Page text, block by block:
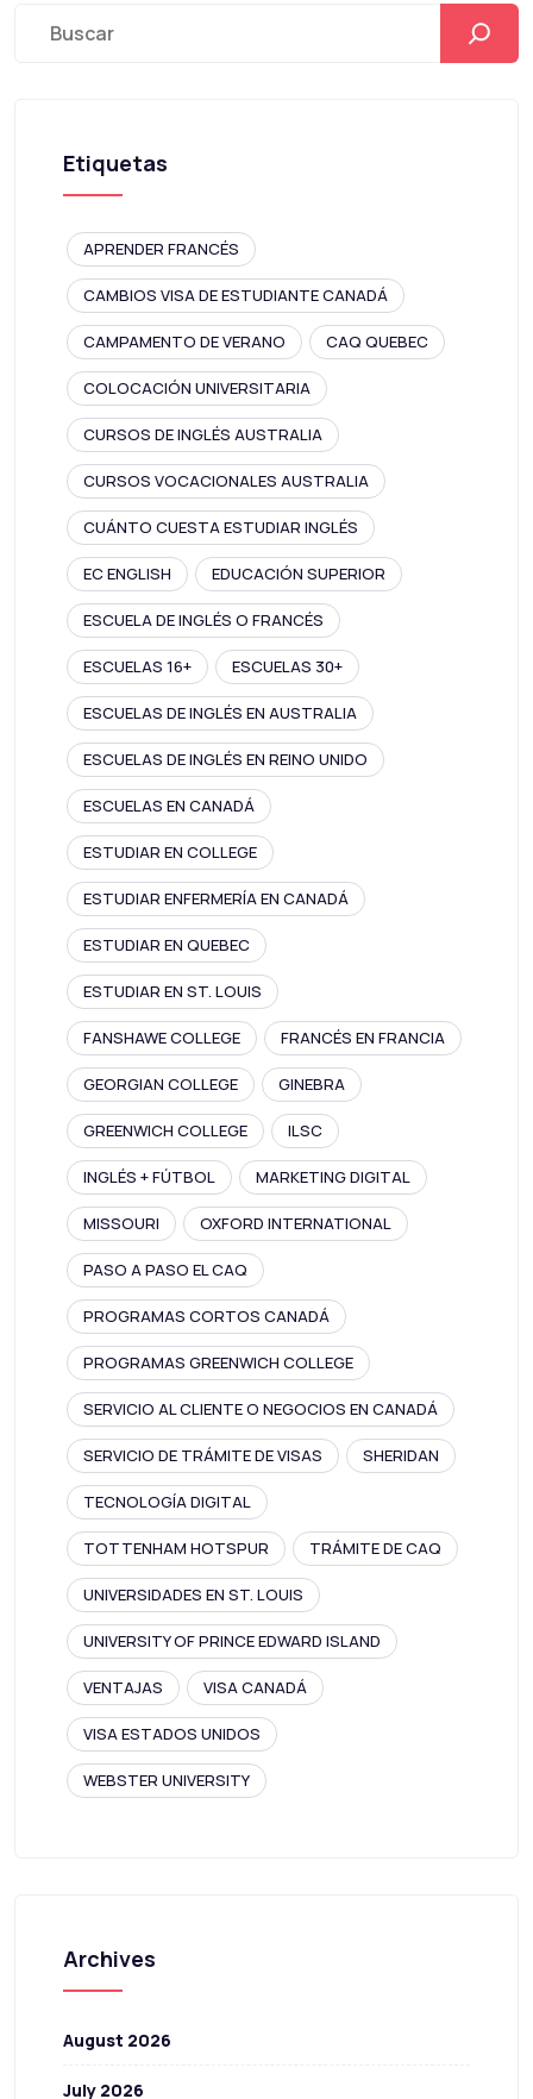
Etiquetas
APRENDER FRANCÉS
CAMBIOS VISA DE ESTUDIANTE CANADÁ
CAMPAMENTO DE VERANO CAQ QUEBEC
COLOCACIÓN UNIVERSITARIA
CURSOS DE INGLÉS AUSTRALIA
CURSOS VOCACIONALES AUSTRALIA
CUÁNTO CUESTA ESTUDIAR INGLÉS
EC ENGLISH EDUCACIÓN SUPERIOR
ESCUELA DE INGLÉS O FRANCÉS
ESCUELAS 16+ ESCUELAS 30+
ESCUELAS DE INGLÉS EN AUSTRALIA
ESCUELAS DE INGLÉS EN REINO UNIDO
ESCUELAS EN CANADÁ
ESTUDIAR EN COLLEGE
ESTUDIAR ENFERMERÍA EN CANADÁ
ESTUDIAR EN QUEBEC
ESTUDIAR EN ST. LOUIS
FANSHAWE COLLEGE FRANCÉS EN FRANCIA
GEORGIAN COLLEGE GINEBRA
GREENWICH COLLEGE ILSC
INGLÉS + FÚTBOL MARKETING DIGITAL
MISSOURI OXFORD INTERNATIONAL
PASO A PASO EL CAQ
PROGRAMAS CORTOS CANADÁ
PROGRAMAS GREENWICH COLLEGE
SERVICIO AL CLIENTE O NEGOCIOS EN CANADÁ
SERVICIO DE TRÁMITE DE VISAS SHERIDAN
TECNOLOGÍA DIGITAL
TOTTENHAM HOTSPUR TRÁMITE DE CAQ
UNIVERSIDADES EN ST. LOUIS
UNIVERSITY OF PRINCE EDWARD ISLAND
VENTAJAS VISA CANADÁ
VISA ESTADOS UNIDOS
WEBSTER UNIVERSITY
Archives
August 2026
July 2026